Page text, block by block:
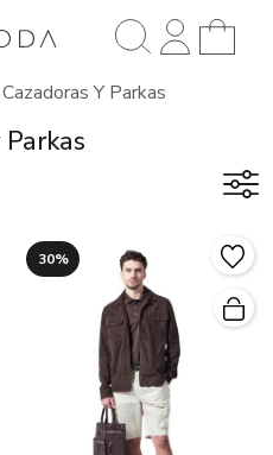
Y Parkas
30%